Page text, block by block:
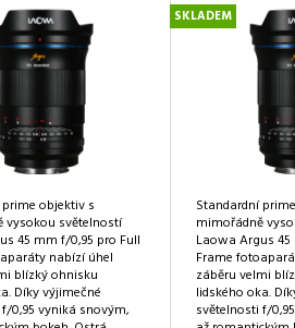
objektiv s
vysokou světelností
45 mm f/0,95 pro Full
nabízí úhel
blízký ohnisku
Díky výjimečné
0,95 vyniká snovým,
SKLADEM
Standardní
mimořádně
Laowa Argus
Frame
záběru velmi
lidského oka.
světelnosti f/